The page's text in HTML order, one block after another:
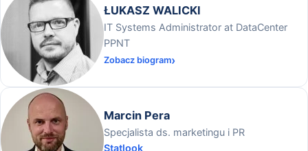
ŁUKASZ WALICKI
IT Systems Administrator at DataCenter
PPNT
Zobacz biogram
Marcin Pera
Specjalista ds. marketingu i PR
Statlook